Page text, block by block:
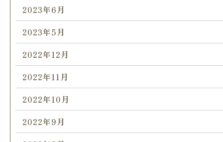
2023年6月
2023年5月
2022年12月
2022年11月
2022年10月
2022年9月